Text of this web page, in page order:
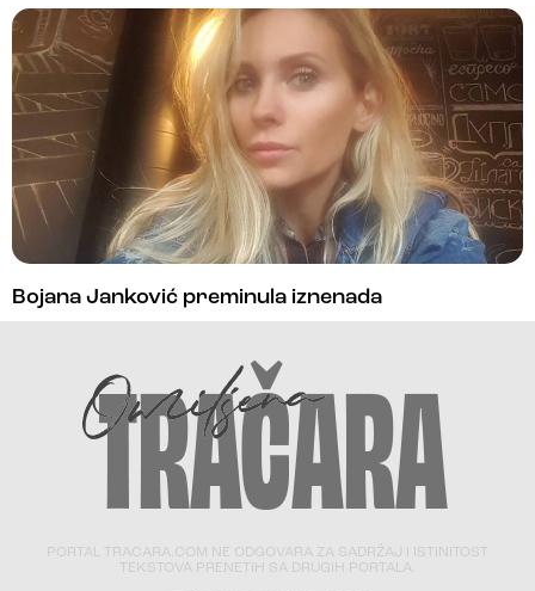
Bojana Janković preminula iznenada
PORTAL TRACARA.COM NE ODGOVARA ZA SADRŽAJ I ISTINITOST
TEKSTOVA PRENETIH SA DRUGIH PORTALA.